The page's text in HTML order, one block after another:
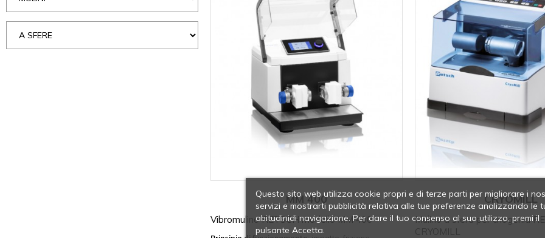
MM 400
Vibromulino RETSCH modello MM 400
CRYOMILL
Mulino a sfera per criogenia
CRYOMILL
Questo sito web utilizza cookie propri e di terze parti per migliorare i
servizi e mostrarti pubblicità relativa alle tue preferenze analizzando le
abitudinidi navigazione. Per dare il tuo consenso al suo utilizzo, premi il
pulsante Accetta.